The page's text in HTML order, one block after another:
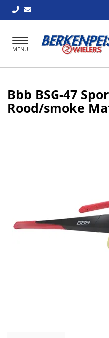
Toggle
navigation
MENU
Bbb BSG-47
Rood/smoke